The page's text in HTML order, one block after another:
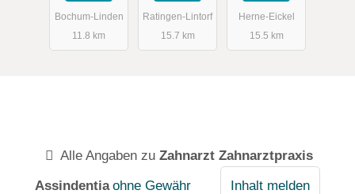
Bochum-Linden
11.8 km
Gudrun
Dres.
Ratingen-Lintorf
15.7 km
Herne-Eickel
15.5 km
Alle Angaben zu Zahnarzt Zahnarztpraxis
Assindentia ohne Gewähr Inhalt melden